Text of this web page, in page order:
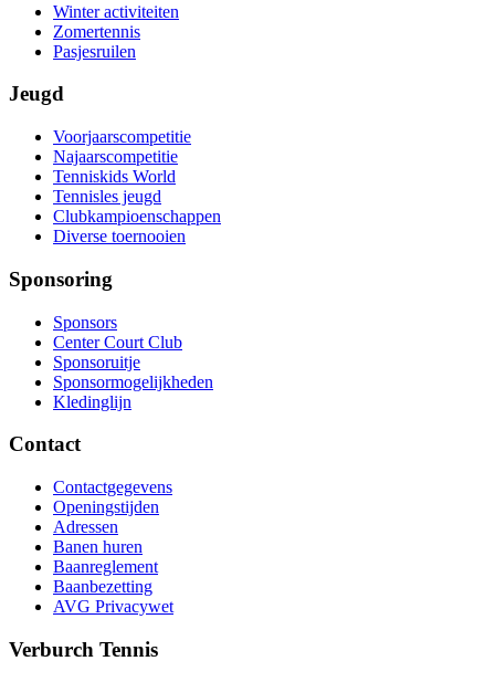
Winter activiteiten
Zomertennis
Pasjesruilen
Jeugd
Voorjaarscompetitie
Najaarscompetitie
Tenniskids World
Tennisles jeugd
Clubkampioenschappen
Diverse toernooien
Sponsoring
Sponsors
Center Court Club
Sponsoruitje
Sponsormogelijkheden
Kledinglijn
Contact
Contactgegevens
Openingstijden
Adressen
Banen huren
Baanreglement
Baanbezetting
AVG Privacywet
Verburch Tennis